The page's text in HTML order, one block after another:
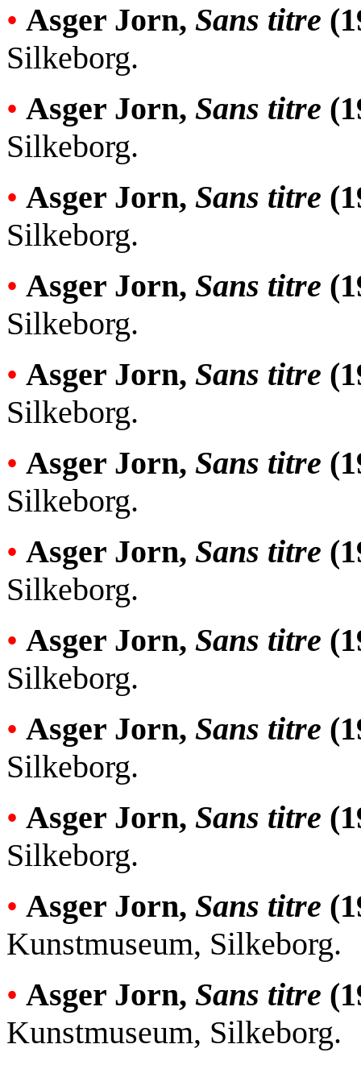
• Asger Jorn, Sans titre
Silkeborg.
• Asger Jorn, Sans titre
Silkeborg.
• Asger Jorn, Sans titre
Silkeborg.
• Asger Jorn, Sans titre
Silkeborg.
• Asger Jorn, Sans titre
Silkeborg.
• Asger Jorn, Sans titre
Silkeborg.
• Asger Jorn, Sans titre
Silkeborg.
• Asger Jorn, Sans titre
Silkeborg.
• Asger Jorn, Sans titre
Silkeborg.
• Asger Jorn, Sans titre
Silkeborg.
• Asger Jorn, Sans titre
Kunstmuseum, Silkeborg.
• Asger Jorn, Sans titre
Kunstmuseum, Silkeborg.